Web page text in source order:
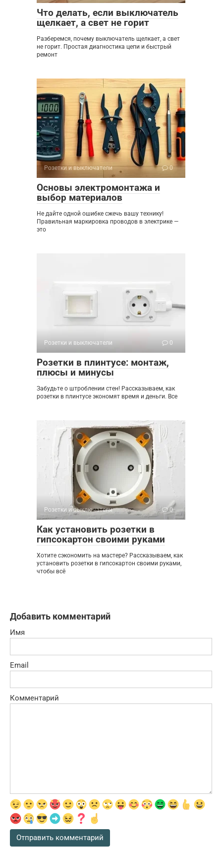
Что делать, если выключатель
щелкает, а свет не горит
Разберемся, почему выключатель щелкает, а свет
не горит. Простая диагностика цепи и быстрый
ремонт
Розетки и выключатели 0
Основы электромонтажа и
выбор материалов
Не дайте одной ошибке сжечь вашу технику!
Правильная маркировка проводов в электрике —
это
Розетки и выключатели 0
Розетки в плинтусе: монтаж,
плюсы и минусы
Забудьте о штроблении стен! Рассказываем, как
розетки в плинтусе экономят время и деньги. Все
Розетки и выключатели 0
Как установить розетки в
гипсокартон своими руками
Хотите сэкономить на мастере? Рассказываем, как
установить розетки в гипсокартон своими руками,
чтобы всё
Добавить комментарий
Имя
Email
Комментарий